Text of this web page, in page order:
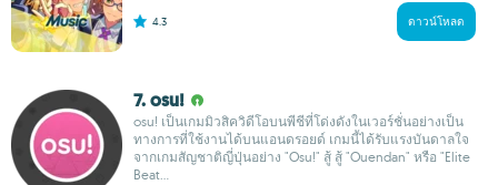
4.3 ดาวน์โหลด
7. osu!
osu! เป็นเกมมิวสิควิดีโอบนพีชีที่โด่งดังในเวอร์ชั่นอย่างเป็น
ทางการที่ใช้งานได้บนแอนดรอยด์ เกมนี้ได้รับแรงบันดาลใจ
จากเกมสัญชาติญี่ปุ่นอย่าง "Osu!" สู้ สู้ "Ouendan" หรือ "Elite
Beat...